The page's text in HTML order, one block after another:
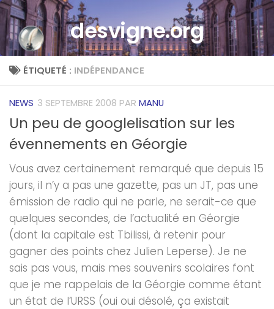
Skip to contentdesvigne.org
ÉTIQUETÉ : INDÉPENDANCE
NEWS 3 SEPTEMBRE 2008 PAR MANU
Un peu de googlelisation sur les
évennements en Géorgie
Vous avez certainement remarqué que depuis 15
jours, il n’y a pas une gazette, pas un JT, pas une
émission de radio qui ne parle, ne serait-ce que
quelques secondes, de l’actualité en Géorgie
(dont la capitale est Tbilissi, à retenir pour
gagner des points chez Julien Leperse). Je ne
sais pas vous, mais mes souvenirs scolaires font
que je me rappelais de la Géorgie comme étant
un état de l’URSS (oui oui désolé, ça existait